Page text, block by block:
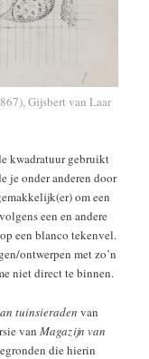
Gijsbert van Laar
kwadratuur gebruikt
je onder anderen door
om een
een en andere
een blanco tekenvel.
ontwerpen met zo’n
niet direct te binnen.
tuinsieraden van
vanMagazijn van
die hierin